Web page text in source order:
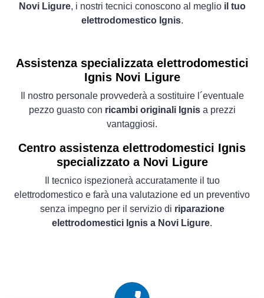
Novi Ligure, i nostri tecnici conoscono al meglio il tuo
elettrodomestico Ignis.
Assistenza specializzata elettrodomestici
Ignis Novi Ligure
Il nostro personale provvederà a sostituire l´eventuale
pezzo guasto con ricambi originali Ignisa prezzi
vantaggiosi.
Centro assistenza elettrodomestici Ignis
specializzato a Novi Ligure
Il tecnico ispezionerà accuratamente il tuo
elettrodomestico e farà una valutazione ed un preventivo
senza impegno per il servizio di riparazione
elettrodomestici Ignis a Novi Ligure.